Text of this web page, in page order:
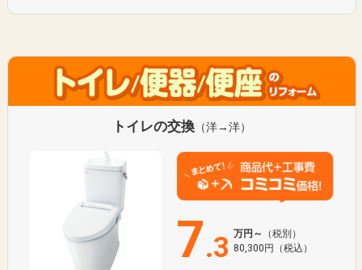
トイレの交換（洋→洋）
7.3 万円～
（税別）
80,300円（税込）